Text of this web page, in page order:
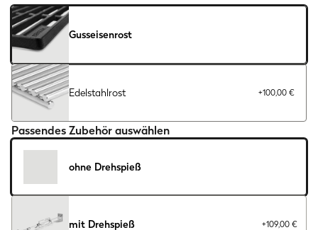
Gusseisenrost
Edelstahlrost +100,00 €
Passendes Zubehör auswählen
ohne Drehspieß
mit Drehspieß +109,00 €